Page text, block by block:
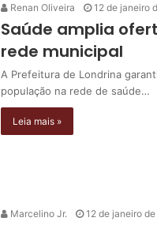
Renan Oliveira 12 de janeiro
Saúde amplia
rede municipal
A Prefeitura de Londrina
população na rede de saúde…
Leia mais »
Marcelino Jr. 12 de janeiro